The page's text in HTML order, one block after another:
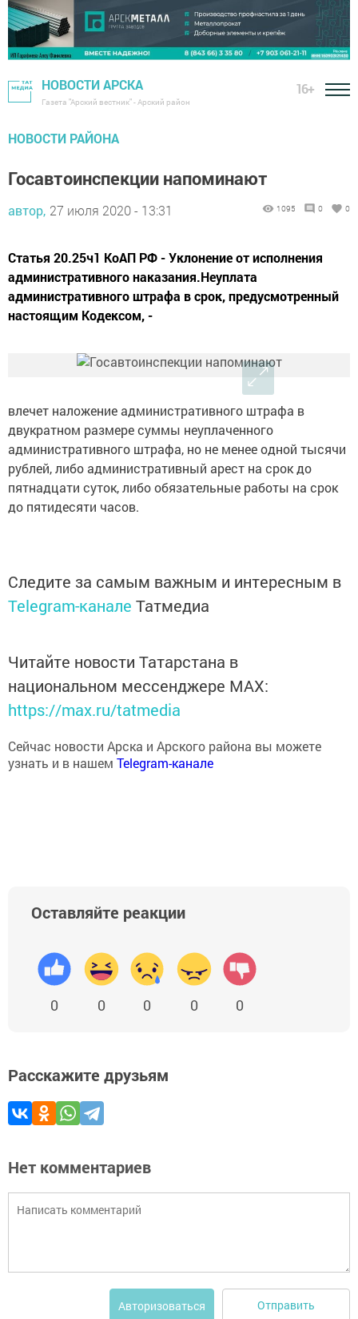
НОВОСТИ АРСКА
Газета "Арский вестник" - Арский район
16+
НОВОСТИ РАЙОНА
Госавтоинспекции напоминают
автор, 27 июля 2020 - 13:31 1095 0 0
Статья 20.25ч1 КоАП РФ - Уклонение от исполнения
административного наказания.Неуплата
административного штрафа в срок, предусмотренный
настоящим Кодексом, -
влечет наложение административного штрафа в
двукратном размере суммы неуплаченного
административного штрафа, но не менее одной тысячи
рублей, либо административный арест на срок до
пятнадцати суток, либо обязательные работы на срок
до пятидесяти часов.
Следите за самым важным и интересным в
Telegram-канале Татмедиа
Читайте новости Татарстана в
национальном мессенджере MАХ:
https://max.ru/tatmedia
Сейчас новости Арска и Арского района вы можете
узнать и в нашем Telegram-канале
Оставляйте реакции
0 0 0 0 0
Расскажите друзьям
Нет комментариев
Авторизоваться Отправить